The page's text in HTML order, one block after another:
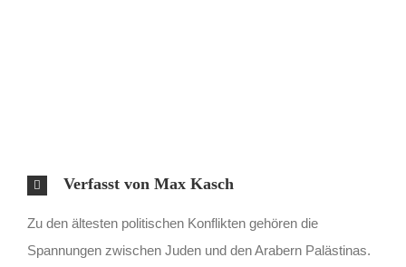
Verfasst von Max Kasch
Zu den ältesten politischen Konflikten gehören die
Spannungen zwischen Juden und den Arabern Palästinas.